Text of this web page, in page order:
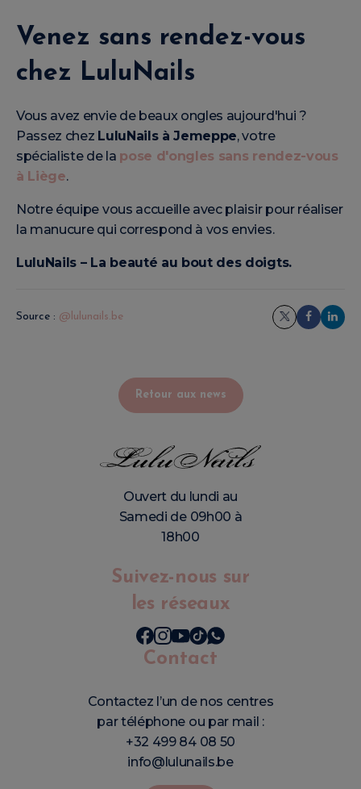
Venez sans rendez-vous
chez LuluNails
Vous avez envie de beaux ongles aujourd'hui ?
Passez chez LuluNails à Jemeppe, votre
spécialiste de la pose d'ongles sans rendez-vous
à Liège.
Notre équipe vous accueille avec plaisir pour réaliser
la manucure qui correspond à vos envies.
LuluNails – La beauté au bout des doigts.
Source : @lulunails.be
Retour aux news
Ouvert du lundi au
Samedi de 09h00 à
18h00
Suivez-nous sur
les réseaux
Contact
Contactez l’un de nos centres
par téléphone ou par mail :
+32 499 84 08 50
info@lulunails.be